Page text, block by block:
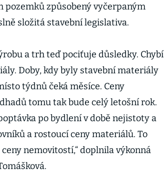
způsobený vyčerpaným
složitá stavební legislativa.
a trh teď pociťuje důsledky. Chybí
Doby, kdy byly stavební materiály
týdnů čeká měsíce. Ceny
tomu tak bude celý letošní rok.
po bydlení v době nejistoty a
a rostoucí ceny materiálů. To
nemovitostí,“ doplnila výkonná